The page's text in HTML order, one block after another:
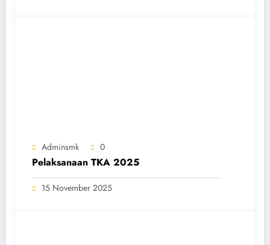
Adminsmk 0
Pelaksanaan TKA 2025
15 November 2025